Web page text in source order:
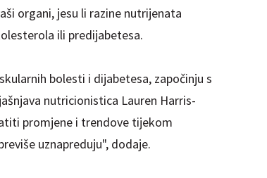
organi, jesu li razine nutrijenata
ili predijabetesa.
bolesti i dijabetesa, započinju s
nutricionistica Lauren Harris-
promjene i trendove tijekom
uznapreduju", dodaje.